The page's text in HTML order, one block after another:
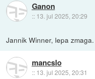
Ganon
:: 13. jul 2025, 20:29
Jannik Winner, lepa
mancslo
:: 13. jul 2025, 20:31